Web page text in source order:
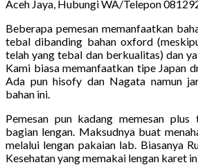
Beberapa pemesan memanfaatkan
tebal dibanding bahan oxford
telah yang tebal dan berkualitas) dan
Kami biasa memanfaatkan tipe Japan
Ada pun hisofy dan Nagata namun
bahan ini.
Pemesan pun kadang memesan
bagian lengan. Maksudnya buat
melalui lengan pakaian lab. Biasanya
Kesehatan yang memakai lengan karet